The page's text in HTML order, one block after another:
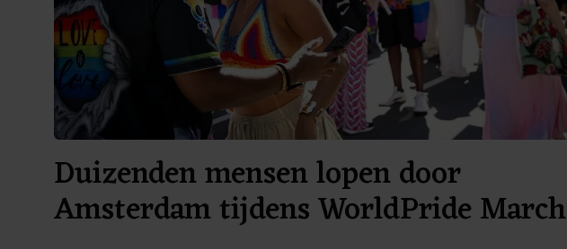
Duizenden mensen lopen door
Amsterdam tijdens WorldPride March